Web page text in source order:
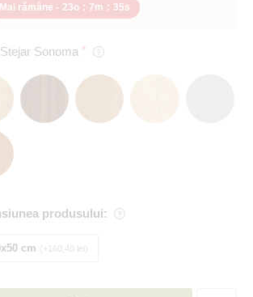
Mai rămâne - 23o : 7m : 34s
Stejar Sonoma
produsului:
cm +160,40 lei